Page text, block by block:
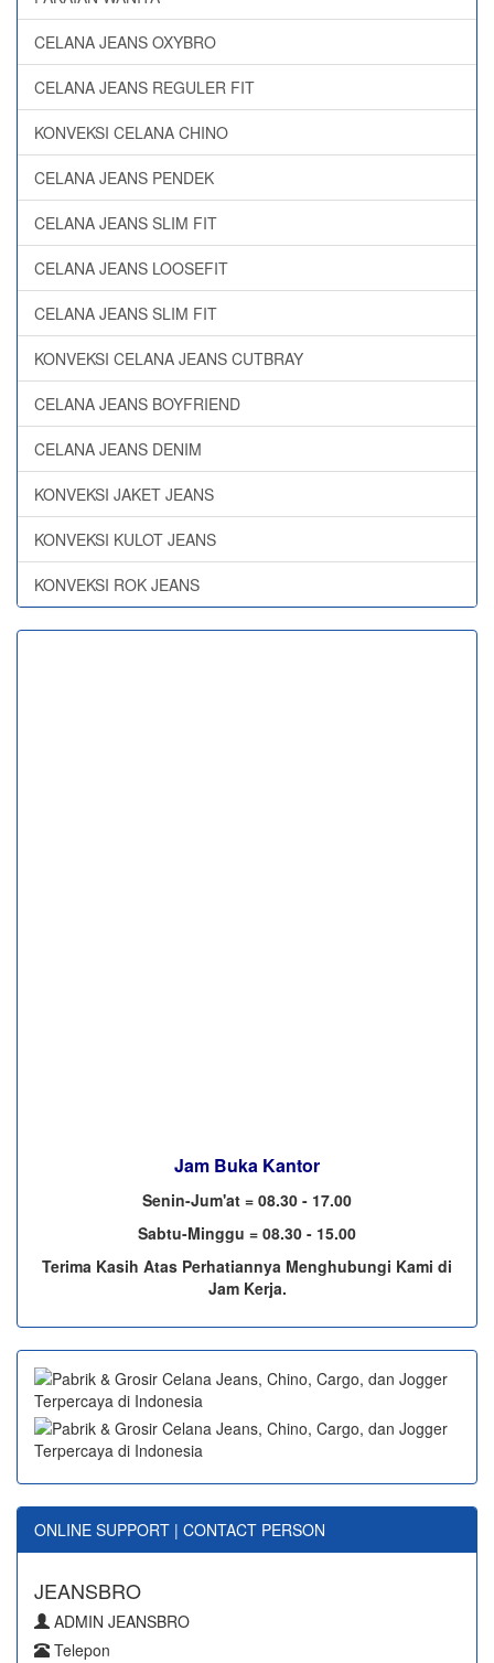
CELANA JEANS OXYBRO
CELANA JEANS REGULER FIT
KONVEKSI CELANA CHINO
CELANA JEANS PENDEK
CELANA JEANS SLIM FIT
CELANA JEANS LOOSEFIT
CELANA JEANS SLIM FIT
KONVEKSI CELANA JEANS CUTBRAY
CELANA JEANS BOYFRIEND
CELANA JEANS DENIM
KONVEKSI JAKET JEANS
KONVEKSI KULOT JEANS
KONVEKSI ROK JEANS
Jam Buka Kantor
Senin-Jum'at = 08.30 - 17.00
Sabtu-Minggu = 08.30 - 15.00
Terima Kasih Atas Perhatiannya Menghubungi Kami di
Jam Kerja.
ONLINE SUPPORT | CONTACT PERSON
JEANSBRO
ADMIN JEANSBRO
Telepon